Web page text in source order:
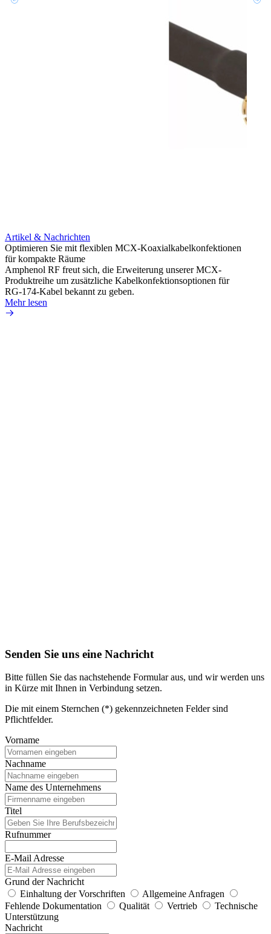
Artikel & Nachrichten
Optimieren Sie mit flexiblen MCX-Koaxialkabelkonfektionen
für kompakte Räume
Amphenol RF freut sich, die Erweiterung unserer MCX-
Produktreihe um zusätzliche Kabelkonfektionsoptionen für
RG-174-Kabel bekannt zu geben.
Mehr lesen
Senden Sie uns eine Nachricht
Bitte füllen Sie das nachstehende Formular aus, und wir werden uns
in Kürze mit Ihnen in Verbindung setzen.
Die mit einem Sternchen (*) gekennzeichneten Felder sind
Pflichtfelder.
Vorname
Nachname
Name des Unternehmens
Titel
Rufnummer
E-Mail Adresse
Grund der Nachricht
Einhaltung der Vorschriften
Allgemeine Anfragen
Fehlende Dokumentation
Qualität Vertrieb
Technische
Unterstützung
Nachricht